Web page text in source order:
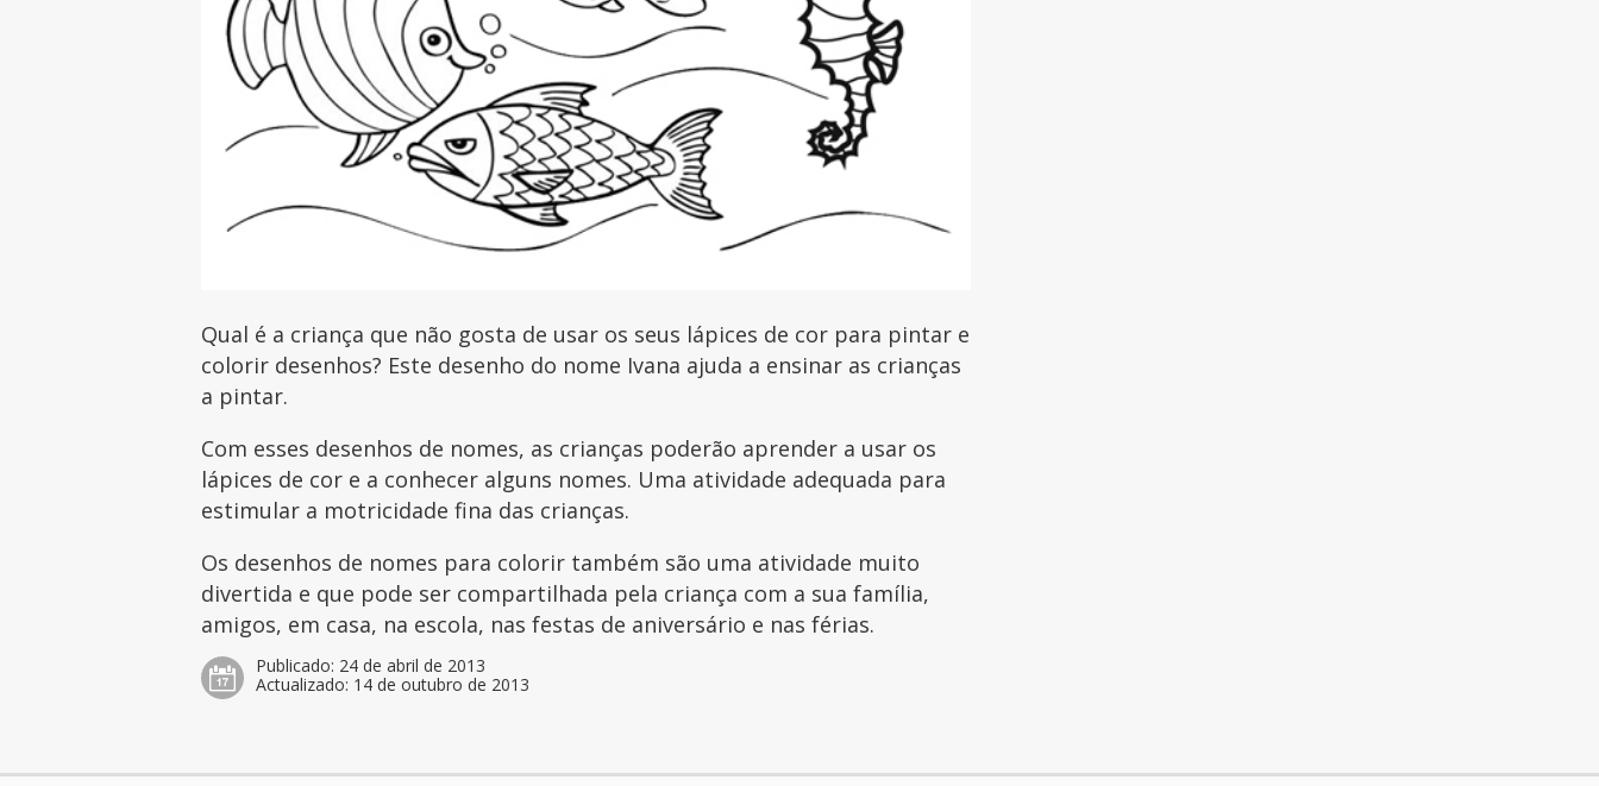
Qual é a criança que não gosta de usar os seus lápices de cor para pintar e
colorir desenhos? Este desenho do nome Ivana ajuda a ensinar as crianças
a pintar.
Com esses desenhos de nomes, as crianças poderão aprender a usar os
lápices de cor e a conhecer alguns nomes. Uma atividade adequada para
estimular a motricidade fina das crianças.
Os desenhos de nomes para colorir também são uma atividade muito
divertida e que pode ser compartilhada pela criança com a sua família,
amigos, em casa, na escola, nas festas de aniversário e nas férias.
Publicado: 24 de abril de 2013
Actualizado: 14 de outubro de 2013